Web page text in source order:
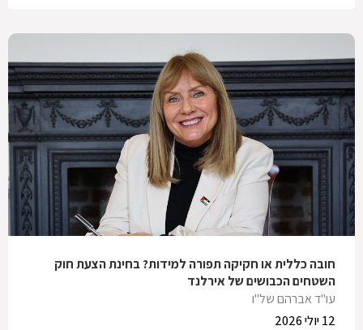
חובה כללית או חקיקה תפורה למידות? בחינת הצעת חוק
השטחים הכבושים של אירלנד
עו"ד אברהם של"ו
12 יולי 2026